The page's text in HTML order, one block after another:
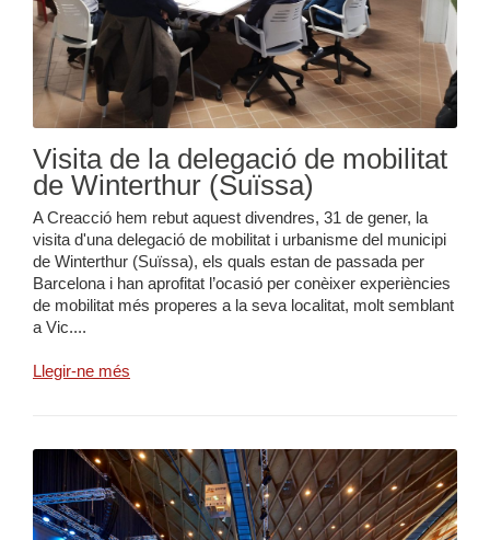
Visita de la delegació de mobilitat
de Winterthur (Suïssa)
A Creacció hem rebut aquest divendres, 31 de gener, la
visita d'una delegació de mobilitat i urbanisme del municipi
de Winterthur (Suïssa), els quals estan de passada per
Barcelona i han aprofitat l’ocasió per conèixer experiències
de mobilitat més properes a la seva localitat, molt semblant
a Vic....
Llegir-ne més